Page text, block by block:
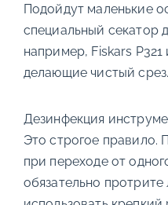
Подойдут маленькие
специальный секатор
например, Fiskars
делающие чистый срез.
Дезинфекция
Это строгое правило.
при переходе от
обязательно